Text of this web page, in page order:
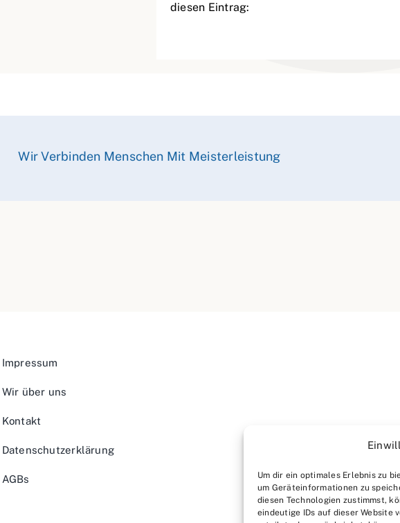
Um dir ein optimales Erlebnis zu
um Geräteinformationen zu
diesen Technologien zustimmst,
eindeutige IDs auf dieser Website
diesen Eintrag:
Wir Verbinden Menschen Mit Meisterleistung
Impressum
Wir über uns
Kontakt
Datenschutzerklärung
AGBs